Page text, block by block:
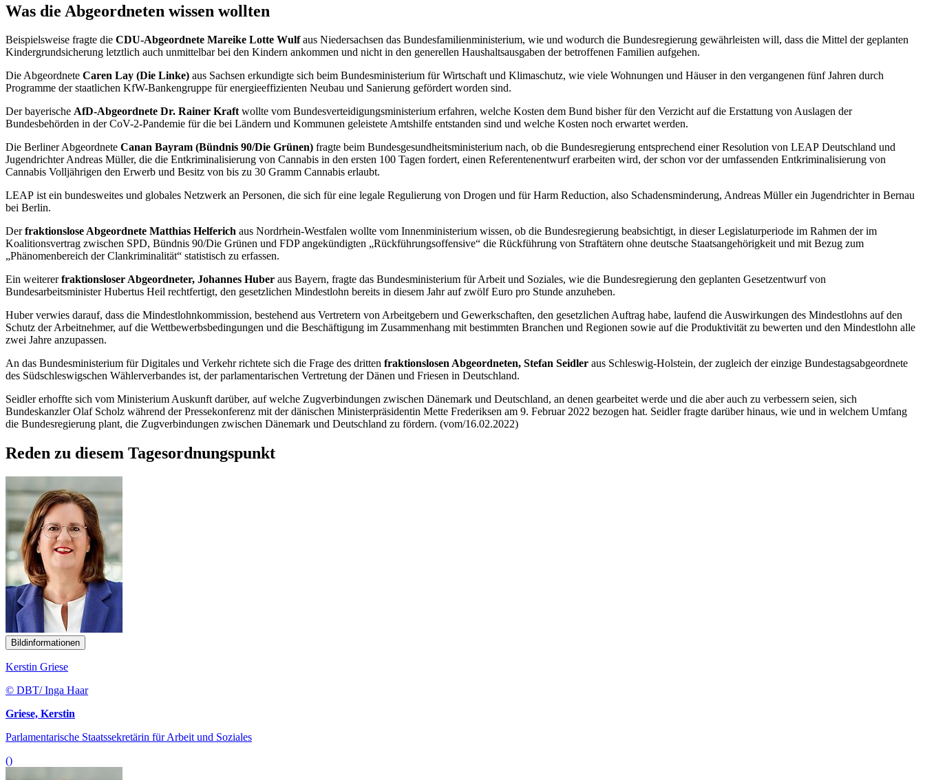
Was die Abgeordneten wissen wollten
Beispielsweise fragte die CDU-Abgeordnete Mareike Lotte Wulfaus Niedersachsen das Bundesfamilienministerium, wie und wodurch die Bundesregierung gewährleisten will, dass die Mittel der geplanten
Kindergrundsicherung letztlich auch unmittelbar bei den Kindern ankommen und nicht in den generellen Haushaltsausgaben der betroffenen Familien aufgehen.
Die Abgeordnete Caren Lay (Die Linke) aus Sachsen erkundigte sich beim Bundesministerium für Wirtschaft und Klimaschutz, wie viele Wohnungen und Häuser in den vergangenen fünf Jahren durch
Programme der staatlichen KfW-Bankengruppe für energieeffizienten Neubau und Sanierung gefördert worden sind.
Der bayerische AfD-Abgeordnete Dr. Rainer Kraftwollte vom Bundesverteidigungsministerium erfahren, welche Kosten dem Bund bisher für den Verzicht auf die Erstattung von Auslagen der
Bundesbehörden in der CoV-2-Pandemie für die bei Ländern und Kommunen geleistete Amtshilfe entstanden sind und welche Kosten noch erwartet werden.
Die Berliner Abgeordnete Canan Bayram (Bündnis 90/Die Grünen) fragte beim Bundesgesundheitsministerium nach, ob die Bundesregierung entsprechend einer Resolution von LEAP Deutschland und
Jugendrichter Andreas Müller, die die Entkriminalisierung von Cannabis in den ersten 100 Tagen fordert, einen Referentenentwurf erarbeiten wird, der schon vor der umfassenden Entkriminalisierung von
Cannabis Volljährigen den Erwerb und Besitz von bis zu 30 Gramm Cannabis erlaubt.
LEAP ist ein bundesweites und globales Netzwerk an Personen, die sich für eine legale Regulierung von Drogen und fürHarm Reduction, also Schadensminderung, Andreas Müller ein Jugendrichter in Bernau
bei Berlin.
Derfraktionslose Abgeordnete Matthias Helferich aus Nordrhein-Westfalen wollte vom Innenministerium wissen, ob die Bundesregierung beabsichtigt, in dieser Legislaturperiode im Rahmen der im
Koalitionsvertrag zwischen SPD, Bündnis 90/Die Grünen und FDP angekündigten „Rückführungsoffensive“ die Rückführung von Straftätern ohne deutsche Staatsangehörigkeit und mit Bezug zum
„Phänomenbereich der Clankriminalität“ statistisch zu erfassen.
Ein weitererfraktionsloser Abgeordneter, Johannes Huber aus Bayern, fragte das Bundesministerium für Arbeit und Soziales, wie die Bundesregierung den geplanten Gesetzentwurf von
Bundesarbeitsminister Hubertus Heil rechtfertigt, den gesetzlichen Mindestlohn bereits in diesem Jahr auf zwölf Euro pro Stunde anzuheben.
Huber verwies darauf, dass die Mindestlohnkommission, bestehend aus Vertretern von Arbeitgebern und Gewerkschaften, den gesetzlichen Auftrag habe, laufend die Auswirkungen des Mindestlohns auf den
Schutz der Arbeitnehmer, auf die Wettbewerbsbedingungen und die Beschäftigung im Zusammenhang mit bestimmten Branchen und Regionen sowie auf die Produktivität zu bewerten und den Mindestlohn alle
zwei Jahre anzupassen.
An das Bundesministerium für Digitales und Verkehr richtete sich die Frage des dritten fraktionslosen Abgeordneten, Stefan Seidler aus Schleswig-Holstein, der zugleich der einzige Bundestagsabgeordnete
des Südschleswigschen Wählerverbandes ist, der parlamentarischen Vertretung der Dänen und Friesen in Deutschland.
Seidler erhoffte sich vom Ministerium Auskunft darüber, auf welche Zugverbindungen zwischen Dänemark und Deutschland, an denen gearbeitet werde und die aber auch zu verbessern seien, sich
Bundeskanzler Olaf Scholz während der Pressekonferenz mit der dänischen Ministerpräsidentin Mette Frederiksen am 9. Februar 2022 bezogen hat. Seidler fragte darüber hinaus, wie und in welchem Umfang
die Bundesregierung plant, die Zugverbindungen zwischen Dänemark und Deutschland zu fördern. (vom/16.02.2022)
Reden zu diesem Tagesordnungspunkt
Bildinformationen
Kerstin Griese
© DBT/ Inga Haar
Griese, Kerstin
Parlamentarische Staatssekretärin für Arbeit und Soziales
()